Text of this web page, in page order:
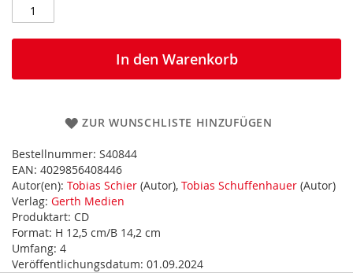
In den Warenkorb
ZUR WUNSCHLISTE HINZUFÜGEN
Bestellnummer: S40844
EAN: 4029856408446
Autor(en): Tobias Schier (Autor), Tobias Schuffenhauer (Autor)
Verlag: Gerth Medien
Produktart: CD
Format: H 12,5 cm/B 14,2 cm
Umfang: 4
Veröffentlichungsdatum: 01.09.2024